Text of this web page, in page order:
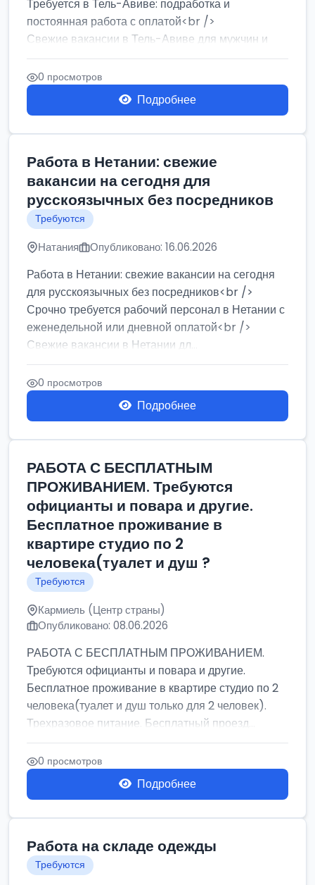
Требуется в Тель-Авиве: подработка и
постоянная работа с оплатой<br />
Свежие вакансии в Тель-Авиве для мужчин и
женщин от хозя...
0 просмотров
Подробнее
Работа в Нетании: свежие
вакансии на сегодня для
русскоязычных без посредников
Требуются
Натания Опубликовано: 16.06.2026
Работа в Нетании: свежие вакансии на сегодня
для русскоязычных без посредников<br />
Срочно требуется рабочий персонал в Нетании с
еженедельной или дневной оплатой<br />
Свежие вакансии в Нетании дл...
0 просмотров
Подробнее
РАБОТА С БЕСПЛАТНЫМ
ПРОЖИВАНИЕМ. Требуются
официанты и повара и другие.
Бесплатное проживание в
квартире студио по 2
человека(туалет и душ ?
Требуются
Кармиель (Центр страны)
Опубликовано: 08.06.2026
РАБОТА С БЕСПЛАТНЫМ ПРОЖИВАНИЕМ.
Требуются официанты и повара и другие.
Бесплатное проживание в квартире студио по 2
человека(туалет и душ только для 2 человек).
Трехразовое питание. Бесплатный проезд...
0 просмотров
Подробнее
Работа на складе одежды
Требуются